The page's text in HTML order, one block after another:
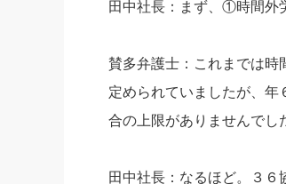
田中社長：まず、①時間外
賛多弁護士：これまでは時
定められていましたが、年
合の上限がありませんでし
田中社長：なるほど。３